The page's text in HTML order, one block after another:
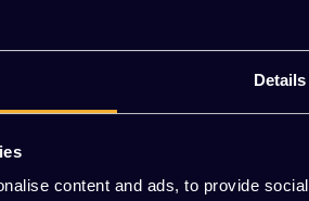
Details
content and ads, to provide